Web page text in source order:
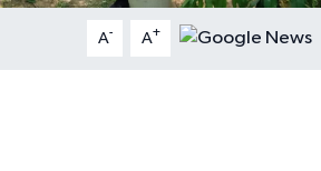
A- A+